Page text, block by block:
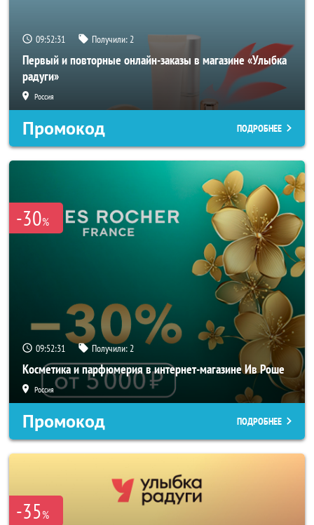
09:52:29 Получили:2
Первый и повторные онлайн-заказы в магазине «Улыбка
радуги»
Россия
Промокод ПОДРОБНЕЕ
-30%
09:52:29 Получили:2
Косметика и парфюмерия в интернет-магазине Ив Роше
Россия
Промокод ПОДРОБНЕЕ
-35%